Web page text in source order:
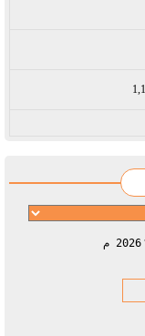
2026 م